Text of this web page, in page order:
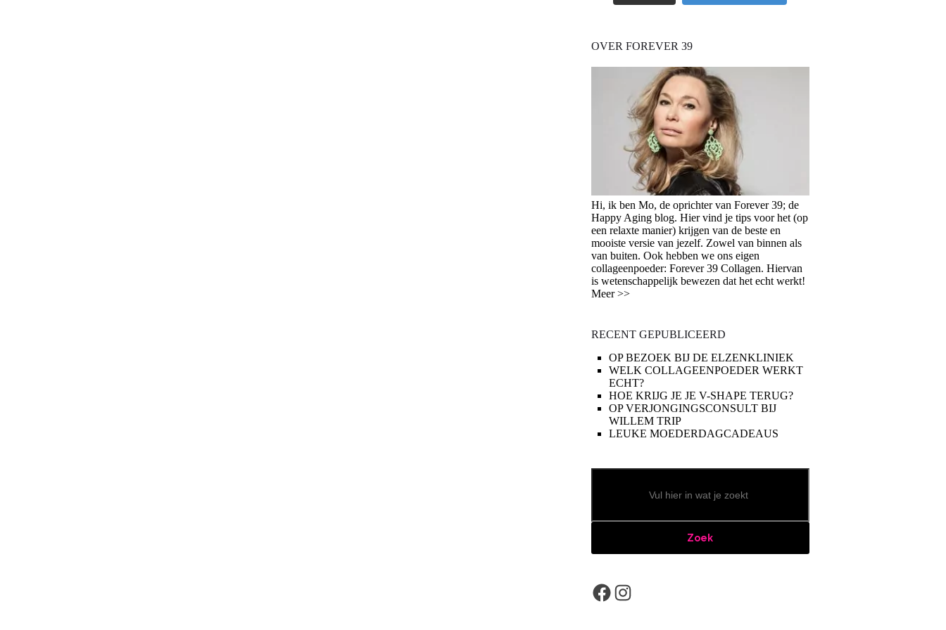
OVER FOREVER 39
Hi, ik ben Mo, de oprichter van Forever 39; de
Happy Aging blog. Hier vind je tips voor het (op
een relaxte manier) krijgen van de beste en
mooiste versie van jezelf. Zowel van binnen als
van buiten. Ook hebben we ons eigen
collageenpoeder: Forever 39 Collagen. Hiervan
is wetenschappelijk bewezen dat het echt werkt!
Meer >>
RECENT GEPUBLICEERD
OP BEZOEK BIJ DE ELZENKLINIEK
WELK COLLAGEENPOEDER WERKT
ECHT?
HOE KRIJG JE JE V-SHAPE TERUG?
OP VERJONGINGSCONSULT BIJ
WILLEM TRIP
LEUKE MOEDERDAGCADEAUS
Zoeken
Zoek
Facebook
Instagram